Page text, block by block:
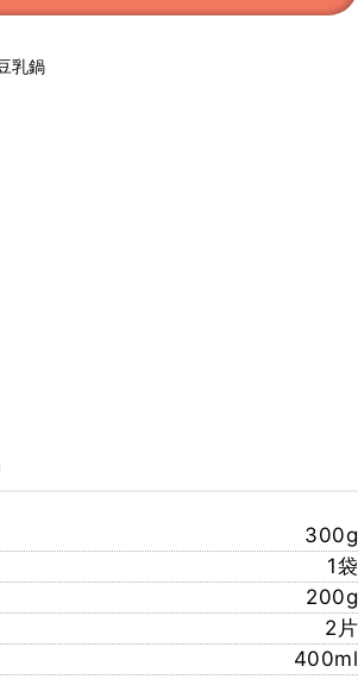
乳鍋
300g
1袋
200g
2片
400ml